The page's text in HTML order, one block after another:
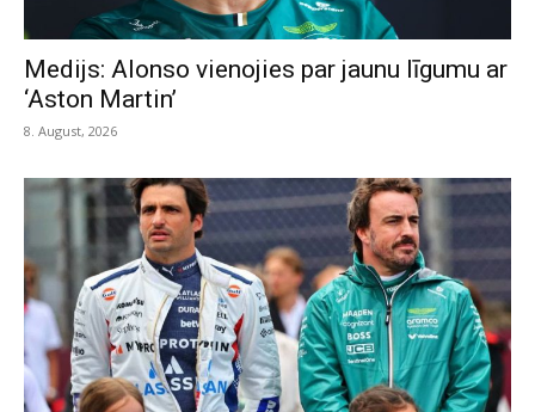
Medijs: Alonso vienojies par jaunu līgumu ar
‘Aston Martin’
8. August, 2026